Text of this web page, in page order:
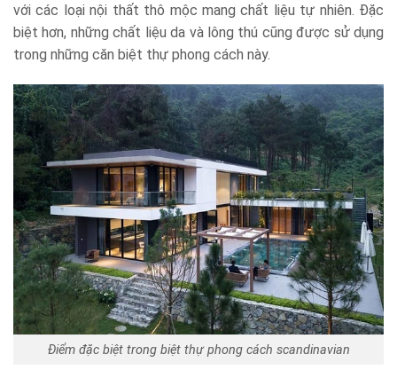
với các loại nội thất thô mộc mang chất liệu tự nhiên. Đặc
biệt hơn, những chất liệu da và lông thú cũng được sử dụng
trong những căn biệt thự phong cách này.
Điểm đặc biệt trong biệt thự phong cách scandinavian